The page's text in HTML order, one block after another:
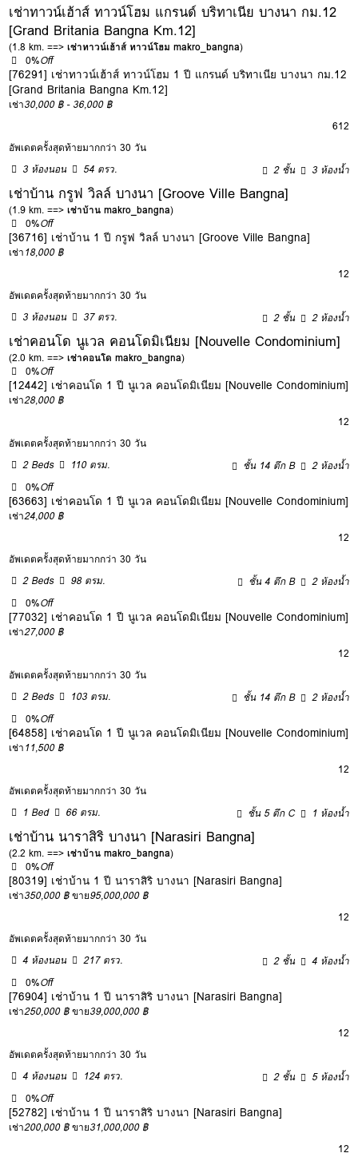
เช่าทาวน์เฮ้าส์ ทาวน์โฮม แกรนด์ บริทาเนีย บางนา กม.12
[Grand Britania Bangna Km.12]
(1.8 km. ==>เช่าทาวน์เฮ้าส์ ทาวน์โฮม makro_bangna)
0%Off
[76291] เช่าทาวน์เฮ้าส์ ทาวน์โฮม 1 ปี แกรนด์ บริทาเนีย บางนา กม.12
[Grand Britania Bangna Km.12]
เช่า30,000 ฿ - 36,000 ฿
612
อัพเดตครั้งสุดท้ายมากกว่า 30 วัน
3 ห้องนอน
54 ตรว. 2 ชั้น 3 ห้องน้ำ
เช่าบ้าน กรูฟ วิลล์ บางนา [Groove Ville Bangna]
(1.9 km. ==>เช่าบ้าน makro_bangna)
0%Off
[36716] เช่าบ้าน 1 ปี กรูฟ วิลล์ บางนา [Groove Ville Bangna]
เช่า18,000 ฿
12
อัพเดตครั้งสุดท้ายมากกว่า 30 วัน
3 ห้องนอน
37 ตรว. 2 ชั้น 2 ห้องน้ำ
เช่าคอนโด นูเวล คอนโดมิเนียม [Nouvelle Condominium]
(2.0 km. ==>เช่าคอนโด makro_bangna)
0%Off
[12442] เช่าคอนโด 1 ปี นูเวล คอนโดมิเนียม [Nouvelle Condominium]
เช่า28,000 ฿
12
อัพเดตครั้งสุดท้ายมากกว่า 30 วัน
2 Beds
110 ตรม. ชั้น 14 ตึก B
2 ห้องน้ำ
0%Off
[63663] เช่าคอนโด 1 ปี นูเวล คอนโดมิเนียม [Nouvelle Condominium]
เช่า24,000 ฿
12
อัพเดตครั้งสุดท้ายมากกว่า 30 วัน
2 Beds
98 ตรม. ชั้น 4 ตึก B
2 ห้องน้ำ
0%Off
[77032] เช่าคอนโด 1 ปี นูเวล คอนโดมิเนียม [Nouvelle Condominium]
เช่า27,000 ฿
12
อัพเดตครั้งสุดท้ายมากกว่า 30 วัน
2 Beds
103 ตรม. ชั้น 14 ตึก B
2 ห้องน้ำ
0%Off
[64858] เช่าคอนโด 1 ปี นูเวล คอนโดมิเนียม [Nouvelle Condominium]
เช่า11,500 ฿
12
อัพเดตครั้งสุดท้ายมากกว่า 30 วัน
1 Bed
66 ตรม. ชั้น 5 ตึก C 1 ห้องน้ำ
เช่าบ้าน นาราสิริ บางนา [Narasiri Bangna]
(2.2 km. ==>เช่าบ้าน makro_bangna)
0%Off
[80319] เช่าบ้าน 1 ปี นาราสิริ บางนา [Narasiri Bangna]
เช่า350,000 ฿ ขาย95,000,000 ฿
12
อัพเดตครั้งสุดท้ายมากกว่า 30 วัน
4 ห้องนอน
217 ตรว. 2 ชั้น
4 ห้องน้ำ
0%Off
[76904] เช่าบ้าน 1 ปี นาราสิริ บางนา [Narasiri Bangna]
เช่า250,000 ฿ ขาย39,000,000 ฿
12
อัพเดตครั้งสุดท้ายมากกว่า 30 วัน
4 ห้องนอน
124 ตรว. 2 ชั้น
5 ห้องน้ำ
0%Off
[52782] เช่าบ้าน 1 ปี นาราสิริ บางนา [Narasiri Bangna]
เช่า200,000 ฿ ขาย31,000,000 ฿
12